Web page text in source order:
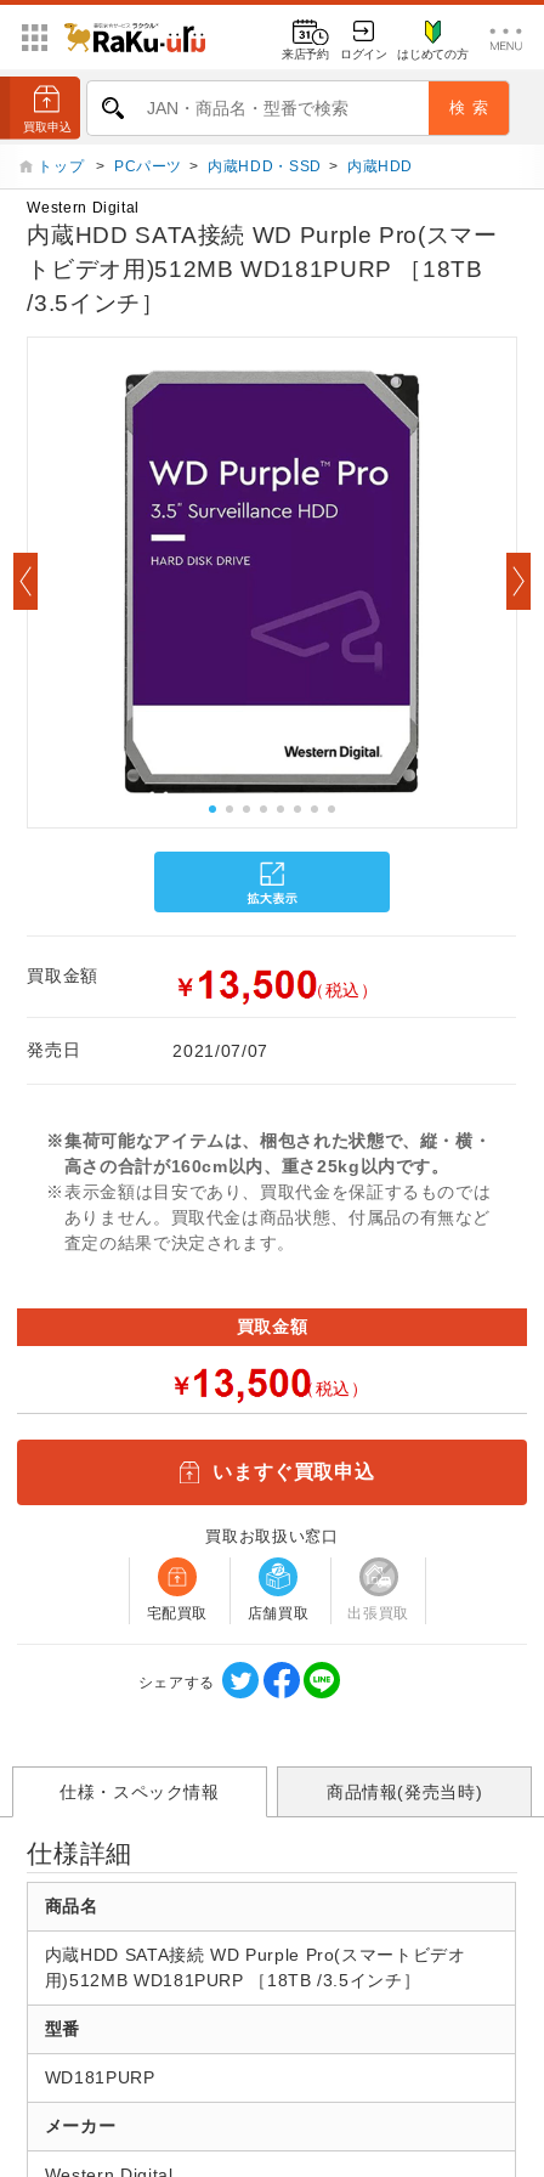
来店予約 ログイン はじめての方
トップ > PCパーツ > 内蔵HDD・SSD > 内蔵HDD
Western Digital
内蔵HDD SATA接続 WD Purple Pro(スマー
トビデオ用)512MB WD181PURP ［18TB
/3.5インチ］
買取金額 ￥ （税込）
発売日 2021/07/07
※集荷可能なアイテムは、梱包された状態で、縦・横・
高さの合計が160cm以内、重さ25kg以内です。
※表示金額は目安であり、買取代金を保証するものでは
ありません。買取代金は商品状態、付属品の有無など
査定の結果で決定されます。
買取金額
￥ （税込）
いますぐ買取申込
買取お取扱い窓口
宅配買取 店舗買取 出張買取
シェアする
仕様・スペック情報 商品情報(発売当時)
仕様詳細
商品名
内蔵HDD SATA接続 WD Purple Pro(スマートビデオ
用)512MB WD181PURP ［18TB /3.5インチ］
型番
WD181PURP
メーカー